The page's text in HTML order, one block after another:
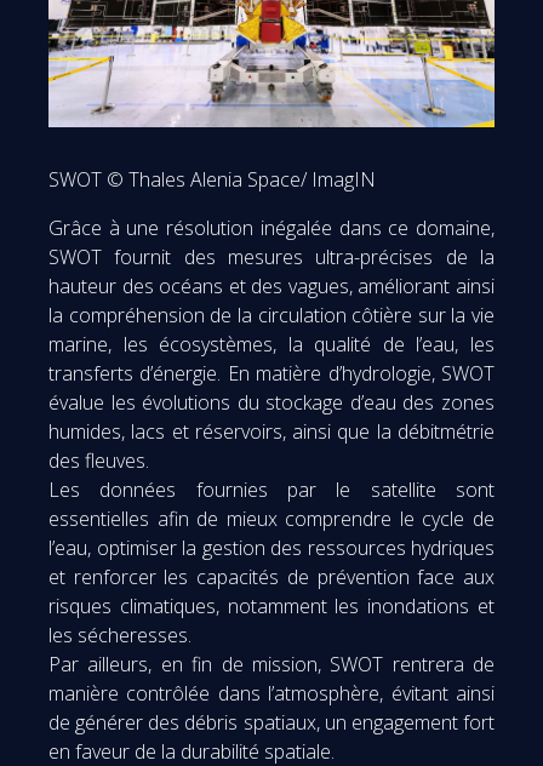
SWOT © Thales Alenia Space/ ImagIN
Grâce à une résolution inégalée dans ce domaine,
SWOT fournit des mesures ultra-précises de la
hauteur des océans et des vagues, améliorant ainsi
la compréhension de la circulation côtière sur la vie
marine, les écosystèmes, la qualité de l’eau, les
transferts d’énergie. En matière d’hydrologie, SWOT
évalue les évolutions du stockage d’eau des zones
humides, lacs et réservoirs, ainsi que la débitmétrie
des fleuves.
Les données fournies par le satellite sont
essentielles afin de mieux comprendre le cycle de
l’eau, optimiser la gestion des ressources hydriques
et renforcer les capacités de prévention face aux
risques climatiques, notamment les inondations et
les sécheresses.
Par ailleurs, en fin de mission, SWOT rentrera de
manière contrôlée dans l’atmosphère, évitant ainsi
de générer des débris spatiaux, un engagement fort
en faveur de la durabilité spatiale.